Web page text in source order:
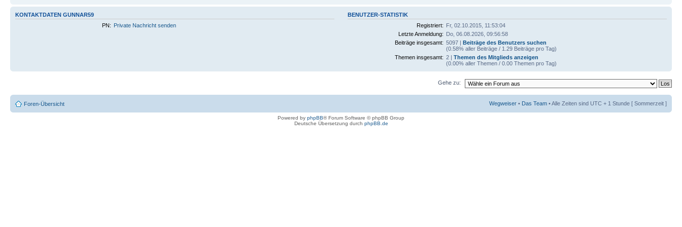
KONTAKTDATEN GUNNAR59
PN: Private Nachricht senden
BENUTZER-STATISTIK
Registriert: Fr, 02.10.2015, 11:53:04
Letzte Anmeldung: Do, 06.08.2026, 09:56:58
Beiträge insgesamt: 5097 | Beiträge des Benutzers suchen
(0.58% aller Beiträge / 1.29 Beiträge pro Tag)
Themen insgesamt: 2 | Themen des Mitglieds anzeigen
(0.00% aller Themen / 0.00 Themen pro Tag)
Gehe zu:
Foren-Übersicht Wegweiser • Das Team • Alle Zeiten sind UTC + 1 Stunde [ Sommerzeit ]
Powered by phpBB® Forum Software © phpBB Group
Deutsche Übersetzung durch phpBB.de